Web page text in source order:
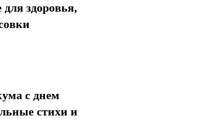
для здоровья,
с днем
стихи и